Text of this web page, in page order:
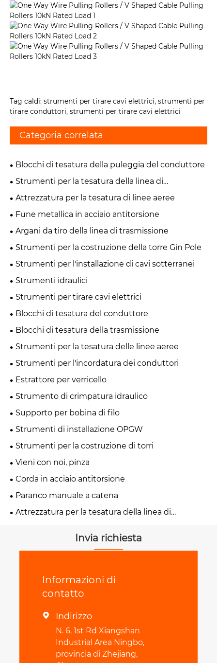
Tag caldi: strumenti per tirare cavi elettrici, strumenti per
tirare conduttori, strumenti per tirare cavi elettrici
Categoria correlata
Blocchi di tesatura della puleggia del conduttore
Strumenti per la tesatura della linea di
trasmissione
Attrezzatura per la tesatura di linee aeree
Fune metallica in acciaio antitorsione
Argani da tiro della linea di trasmissione
Strumenti per la costruzione della torre Gin Pole
Strumenti per l'installazione di cavi sotterranei
Strumenti idraulici
Strumenti per tirare cavi elettrici
Blocchi di tesatura del conduttore
Blocchi di tesatura della trasmissione
Strumenti per la tesatura delle linee aeree
Strumenti per l'incordatura dei conduttori
Estrattore per verricello
Strumento di crimpatura idraulico
Supporto per bobina di filo
Strumenti di installazione OPGW
Strumenti per la costruzione di torri
Vieni con noi, pinza
Corda in acciaio antitorsione
Paranco manuale a catena
Attrezzatura per la tesatura della linea di
Invia richiesta
Informazioni di
contatto
 Indirizzo
N. 6, 1st Rd Xiangshan
Industrial Area Ningbo,
provincia di Zhejiang,